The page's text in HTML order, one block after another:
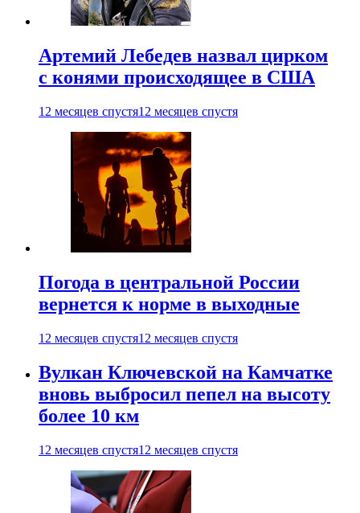
Артемий Лебедев назвал цирком
с конями происходящее в США
12 месяцев спустя12 месяцев спустя
Погода в центральной России
вернется к норме в выходные
12 месяцев спустя12 месяцев спустя
Вулкан Ключевской на Камчатке
вновь выбросил пепел на высоту
более 10 км
12 месяцев спустя12 месяцев спустя